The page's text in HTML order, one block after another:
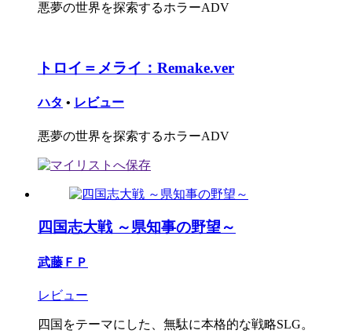
悪夢の世界を探索するホラーADV
トロイ＝メライ：Remake.ver
ハタ • レビュー
悪夢の世界を探索するホラーADV
四国志大戦 ～県知事の野望～
武藤ＦＰ
レビュー
四国をテーマにした、無駄に本格的な戦略SLG。